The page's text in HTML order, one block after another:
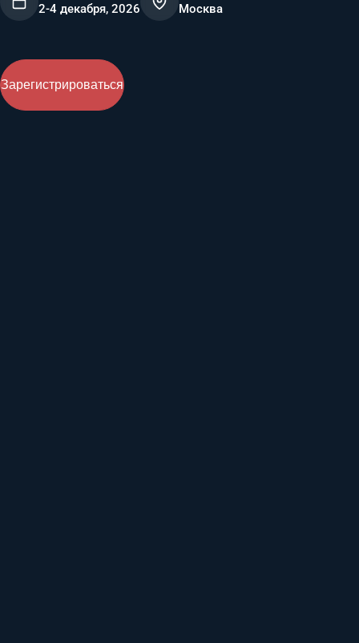
2-4 декабря, 2026 Москва
Зарегистрироваться